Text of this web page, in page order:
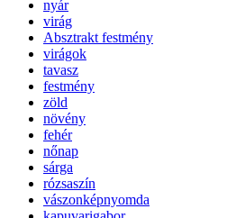
nyár
virág
Absztrakt festmény
virágok
tavasz
festmény
zöld
növény
fehér
nőnap
sárga
rózsaszín
vászonképnyomda